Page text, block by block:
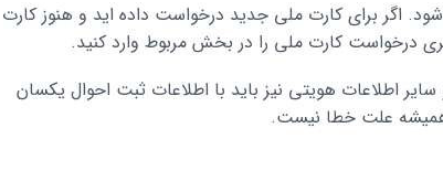
اگر برای کارت ملی جدید درخواست داده اید و هنوز کارت
درخواست کارت ملی را در بخش مربوط وارد کنید.
اطلاعات هویتی نیز باید با اطلاعات ثبت احوال یکسان
همیشه علت خطا نیست.